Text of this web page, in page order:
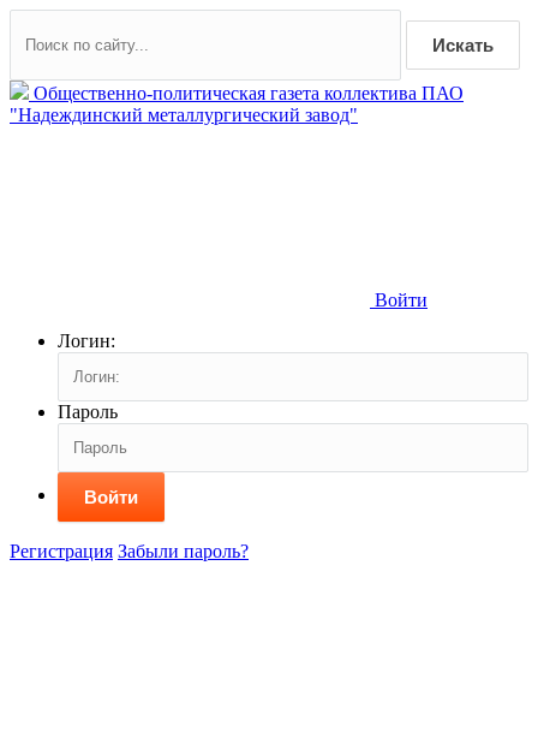
Искать
Общественно-политическая газета коллектива ПАО
"Надеждинский металлургический завод"
Войти
Логин:
Пароль
Войти
Регистрация Забыли пароль?